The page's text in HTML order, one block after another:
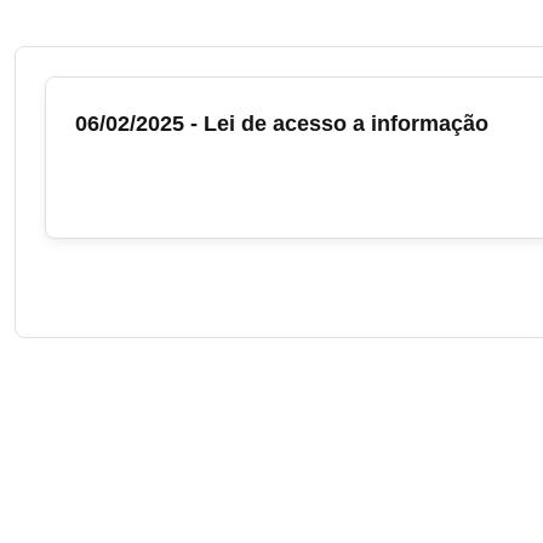
06/02/2025 - Lei de acesso a informação